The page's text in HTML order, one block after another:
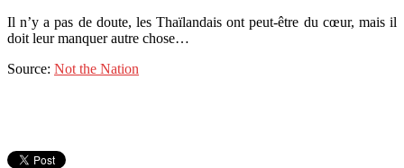
Il n’y a pas de doute, les Thaïlandais ont peut-être du cœur, mais il
doit leur manquer autre chose…
Source: Not the Nation